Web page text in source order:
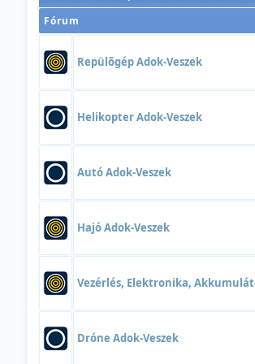
Fórum
Repülõgép Adok-Veszek
Helikopter Adok-Veszek
Autó Adok-Veszek
Hajó Adok-Veszek
Vezérlés, Elektronika,
Dróne Adok-Veszek